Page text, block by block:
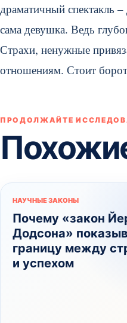
драматичный спектакль
сама девушка. Ведь
Страхи, ненужные
отношениям. Стоит
ПРОДОЛЖАЙТЕ
НАУЧНЫЕ ЗАКОНЫ
Почему «закон
Додсона»
границу между
и успехом